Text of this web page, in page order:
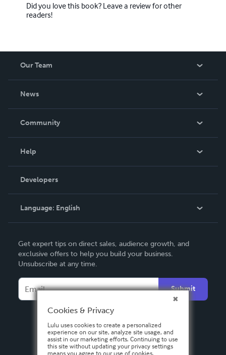
Did you love this book? Leave a review for other
readers!
Our Team
News
In The News
Community
Podcast
Help
Order Lookup
Knowledge Base
Contact Support
Developers
Language: English
Deutsch
Français
Español
Get expert tips on direct sales, audience growth, and
exclusive offers to help you build your business.
Unsubscribe at any time.
Submit
Cookies & Privacy
Lulu uses cookies to create a personalized
experience on our site, analyze site usage, and
assist in our marketing efforts. Continuing to use
this site without updating your privacy settings
means you agree to our use of cookies.